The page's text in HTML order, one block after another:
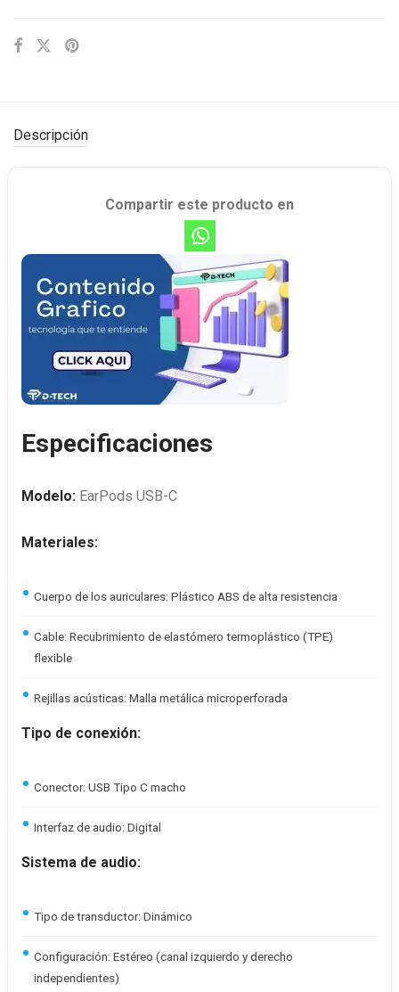
Descripción
Compartir este producto en
Especificaciones
Modelo: EarPods USB-C
Materiales:
Cuerpo de los auriculares: Plástico ABS de alta resistencia
Cable: Recubrimiento de elastómero termoplástico (TPE)
flexible
Rejillas acústicas: Malla metálica microperforada
Tipo de conexión:
Conector: USB Tipo C macho
Interfaz de audio: Digital
Sistema de audio:
Tipo de transductor: Dinámico
Configuración: Estéreo (canal izquierdo y derecho
independientes)